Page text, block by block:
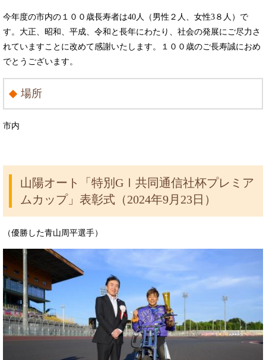
今年度の市内の１００歳長寿者は40人（男性２人、女性3８人）で
す。大正、昭和、平成、令和と長年にわたり、社会の発展にご尽力さ
れていますことに改めて感謝いたします。１００歳のご長寿誠におめ
でとうございます。
場所
市内
山陽オート「特別GⅠ共同通信社杯プレミア
ムカップ」表彰式（2024年9月23日）
（優勝した青山周平選手）